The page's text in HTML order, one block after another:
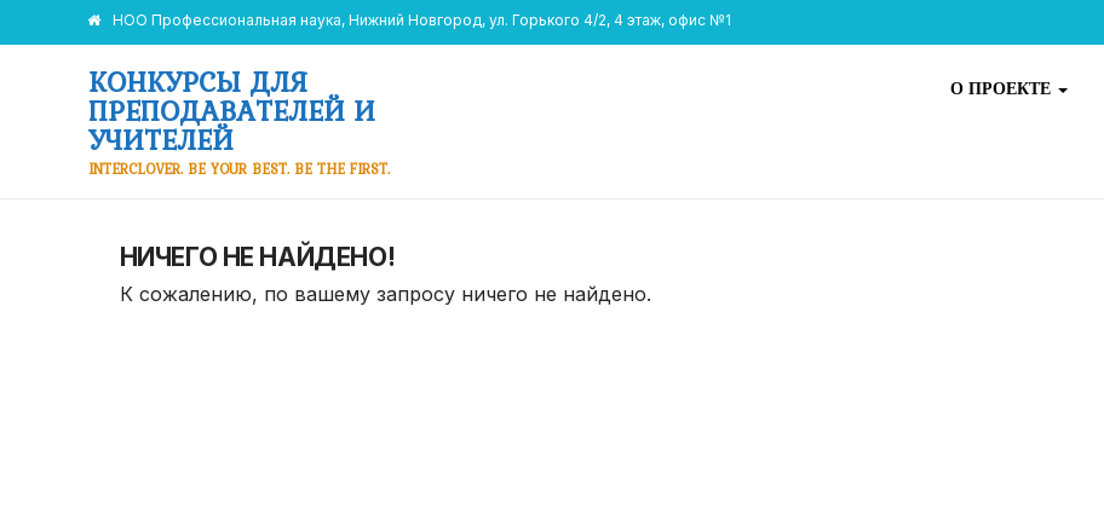
НОО Профессиональная наука, Нижний Новгород, ул. Горького 4/2, 4 этаж, офис №1
КОНКУРСЫ ДЛЯ
ПРЕПОДАВАТЕЛЕЙ И
УЧИТЕЛЕЙ
INTERCLOVER. BE YOUR BEST. BE THE FIRST.
О ПРОЕКТЕ
НИЧЕГО НЕ НАЙДЕНО!
К сожалению, по вашему запросу ничего не найдено.